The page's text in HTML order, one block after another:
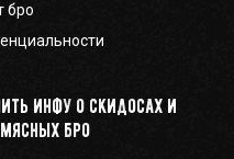
бро
инфу о скидосах и
бро